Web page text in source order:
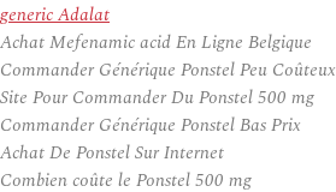
generic Adalat
Achat Mefenamic acid En Ligne Belgique
Commander Générique Ponstel Peu Coûteux
Site Pour Commander Du Ponstel 500 mg
Commander Générique Ponstel Bas Prix
Achat De Ponstel Sur Internet
Combien coûte le Ponstel 500 mg